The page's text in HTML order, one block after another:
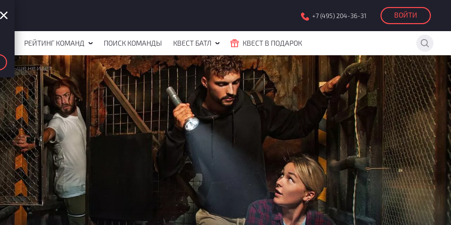
+7 (495) 204-36-31 ВОЙТИ
РЕЙТИНГ КОМАНД ПОИСК КОМАНДЫ КВЕСТ БАТЛ КВЕСТ В ПОДАРОК
не идет